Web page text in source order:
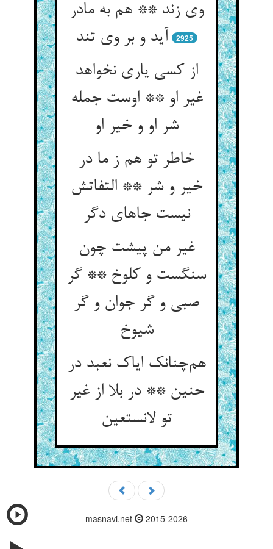
وی زند ** هم به مادر
آید و بر وی تند
2925
از کسی یاری نخواهد
غیر او ** اوست جمله
شر او و خیر او
خاطر تو هم ز ما در
خیر و شر ** التفاتش
نیست جاهای دگر
غیر من پیشت چون
سنگست و کلوخ ** گر
صبی و گر جوان و گر
شیوخ
هم‌چنانک ایاک نعبد در
حنین ** در بلا از غیر
تو لانستعین
masnavi.net 2015-2026